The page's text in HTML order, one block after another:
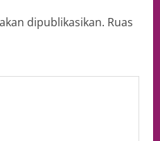
dipublikasikan. Ruas